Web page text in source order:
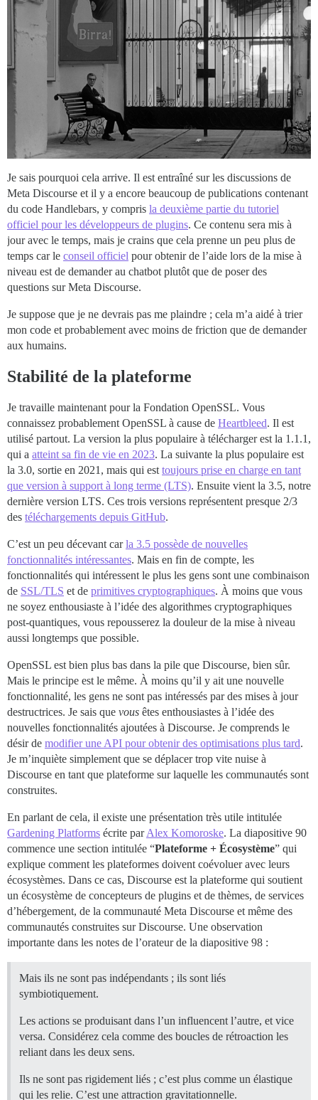
Je sais pourquoi cela arrive. Il est entraîné sur les discussions de
Meta Discourse et il y a encore beaucoup de publications contenant
du code Handlebars, y compris la deuxième partie du tutoriel
officiel pour les développeurs de plugins. Ce contenu sera mis à
jour avec le temps, mais je crains que cela prenne un peu plus de
temps car le conseil officiel pour obtenir de l’aide lors de la mise à
niveau est de demander au chatbot plutôt que de poser des
questions sur Meta Discourse.
Je suppose que je ne devrais pas me plaindre ; cela m’a aidé à trier
mon code et probablement avec moins de friction que de demander
aux humains.
Stabilité de la plateforme
Je travaille maintenant pour la Fondation OpenSSL. Vous
connaissez probablement OpenSSL à cause de Heartbleed. Il est
utilisé partout. La version la plus populaire à télécharger est la 1.1.1,
qui a atteint sa fin de vie en 2023. La suivante la plus populaire est
la 3.0, sortie en 2021, mais qui est toujours prise en charge en tant
que version à support à long terme (LTS). Ensuite vient la 3.5, notre
dernière version LTS. Ces trois versions représentent presque 2/3
des téléchargements depuis GitHub.
C’est un peu décevant carla 3.5 possède de nouvelles
fonctionnalités intéressantes. Mais en fin de compte, les
fonctionnalités qui intéressent le plus les gens sont une combinaison
de SSL/TLS et de primitives cryptographiques. À moins que vous
ne soyez enthousiaste à l’idée des algorithmes cryptographiques
post-quantiques, vous repousserez la douleur de la mise à niveau
aussi longtemps que possible.
OpenSSL est bien plus bas dans la pile que Discourse, bien sûr.
Mais le principe est le même. À moins qu’il y ait une nouvelle
fonctionnalité, les gens ne sont pas intéressés par des mises à jour
destructrices. Je sais que vous êtes enthousiastes à l’idée des
nouvelles fonctionnalités ajoutées à Discourse. Je comprends le
désir de modifier une API pour obtenir des optimisations plus tard.
Je m’inquiète simplement que se déplacer trop vite nuise à
Discourse en tant que plateforme sur laquelle les communautés sont
construites.
En parlant de cela, il existe une présentation très utile intitulée
Gardening Platforms écrite parAlex Komoroske. La diapositive 90
commence une section intitulée “Plateforme + Écosystème” qui
explique comment les plateformes doivent coévoluer avec leurs
écosystèmes. Dans ce cas, Discourse est la plateforme qui soutient
un écosystème de concepteurs de plugins et de thèmes, de services
d’hébergement, de la communauté Meta Discourse et même des
communautés construites sur Discourse. Une observation
importante dans les notes de l’orateur de la diapositive 98 :
Mais ils ne sont pas indépendants ; ils sont liés
symbiotiquement.
Les actions se produisant dans l’un influencent l’autre, et vice
versa. Considérez cela comme des boucles de rétroaction les
reliant dans les deux sens.
Ils ne sont pas rigidement liés ; c’est plus comme un élastique
qui les relie. C’est une attraction gravitationnelle.